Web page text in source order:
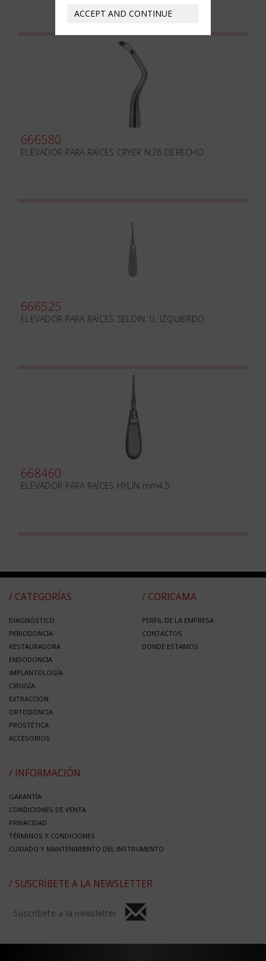
666580
ELEVADOR PARA RAÍCES CRYER N.26 DERECHO
666525
ELEVADOR PARA RAÍCES SELDIN 1L IZQUIERDO
668460
ELEVADOR PARA RAÍCES HYLIN mm4.5
/ CATEGORÍAS
DIAGNÓSTICO
PERIODONCIA
RESTAURADORA
ENDODONCIA
IMPLANTOLOGÍA
CIRUGÍA
EXTRACCIÓN
ORTODONCIA
PROSTÉTICA
ACCESORIOS
/ CORICAMA
PERFIL DE LA EMPRESA
CONTACTOS
DONDE ESTAMOS
/ INFORMACIÓN
GARANTÍA
CONDICIONES DE VENTA
PRIVACIDAD
TÉRMINOS Y CONDICIONES
CUIDADO Y MANTENIMIENTO DEL INSTRUMENTO
/ SUSCRÍBETE A LA NEWSLETTER
Suscríbete a la newsletter
ACCEPT AND CONTINUE